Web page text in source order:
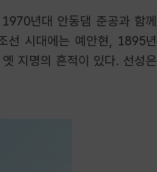
년대 안동댐 준공과 함께
선 시대에는 예안현, 1895년
지명의 흔적이 있다. 선성은